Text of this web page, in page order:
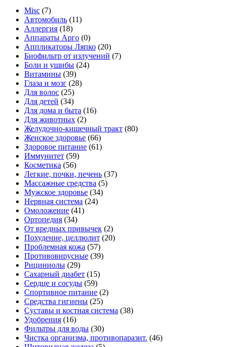
Misc (7)
Автомобиль (11)
Аллергия (18)
Аппараты Арго (0)
Аппликаторы Ляпко (20)
Биофильтр от излучений (7)
Боли и ушибы (24)
Витамины (39)
Глаза и мозг (28)
Для волос (25)
Для детей (34)
Для дома и быта (16)
Для животных (2)
Желудочно-кишечный тракт (80)
Женское здоровье (66)
Здоровое питание (61)
Иммунитет (59)
Косметика (56)
Легкие, почки, печень (37)
Массажные средства (5)
Мужское здоровье (34)
Нервная система (24)
Омоложение (41)
Ортопедия (34)
От вредных привычек (2)
Похудение, целлюлит (20)
Проблемная кожа (57)
Противовирусные (39)
Рициниолы (29)
Сахарный диабет (15)
Сердце и сосуды (59)
Спортивное питание (2)
Средства гигиены (25)
Суставы и костная система (38)
Удобрения (16)
Фильтры для воды (30)
Чистка организма, противопаразит. (46)